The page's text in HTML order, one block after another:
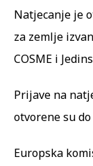
Natjecanje je
za zemlje
COSME i
Prijave na
otvorene su
Europska